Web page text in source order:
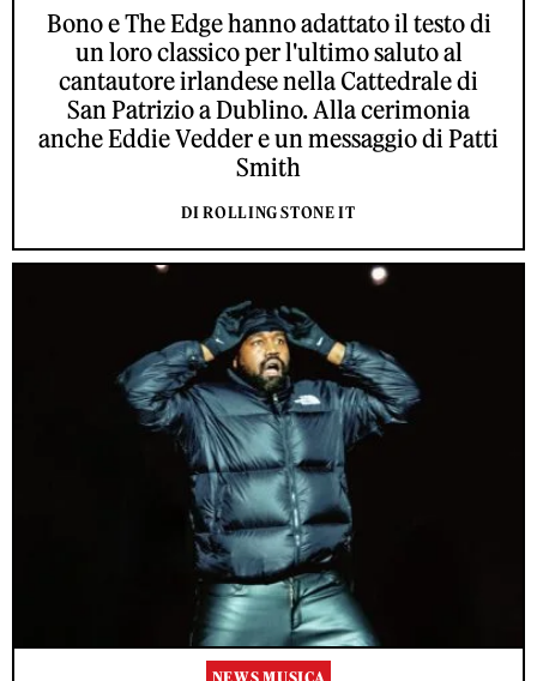
Bono e The Edge hanno adattato il testo di
un loro classico per l'ultimo saluto al
cantautore irlandese nella Cattedrale di
San Patrizio a Dublino. Alla cerimonia
anche Eddie Vedder e un messaggio di Patti
Smith
DI ROLLING STONE IT